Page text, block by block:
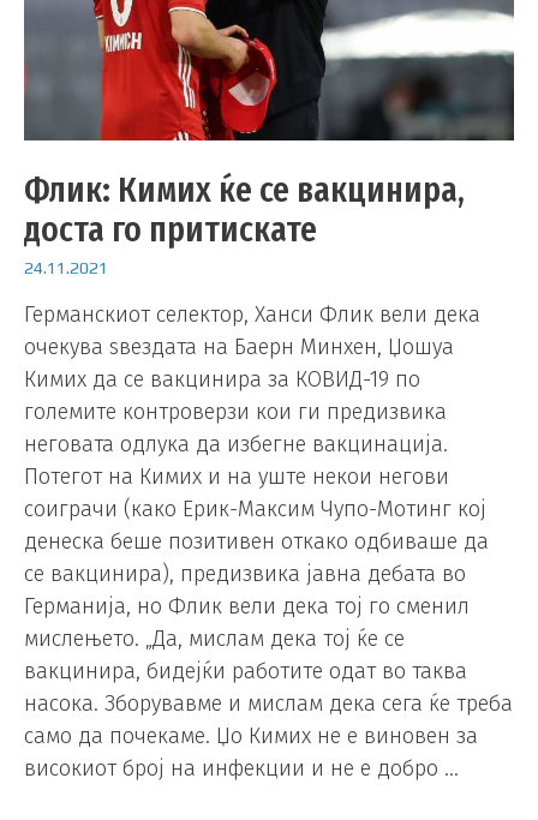
Флик: Кимих ќе се вакцинира,
доста го притискате
24.11.2021
Германскиот селектор, Ханси Флик вели дека
очекува ѕвездата на Баерн Минхен, Џошуа
Кимих да се вакцинира за КОВИД-19 по
големите контроверзи кои ги предизвика
неговата одлука да избегне вакцинација.
Потегот на Кимих и на уште некои негови
соиграчи (како Ерик-Максим Чупо-Мотинг кој
денеска беше позитивен откако одбиваше да
се вакцинира), предизвика јавна дебата во
Германија, но Флик вели дека тој го сменил
мислењето. „Да, мислам дека тој ќе се
вакцинира, бидејќи работите одат во таква
насока. Зборувавме и мислам дека сега ќе треба
само да почекаме. Џо Кимих не е виновен за
високиот број на инфекции и не е добро …